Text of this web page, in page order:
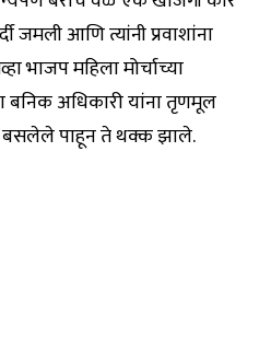
जमली आणि त्यांनी प्रवाशांना
भाजप महिला मोर्चाच्या
बनिक अधिकारी यांना तृणमूल
बसलेले पाहून ते थक्क झाले.